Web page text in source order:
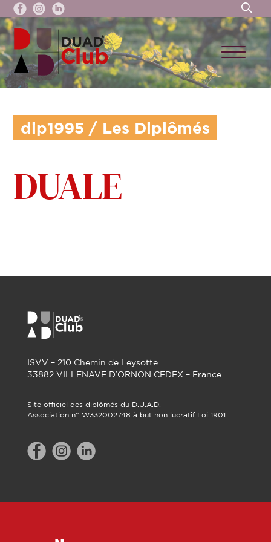
dip1995 / Les Diplômés
DUALE
ISVV – 210 Chemin de Leysotte
33882 VILLENAVE D’ORNON CEDEX – France
Site officiel des diplômés du D.U.A.D.
Association n° W332002748 à but non lucratif Loi 1901